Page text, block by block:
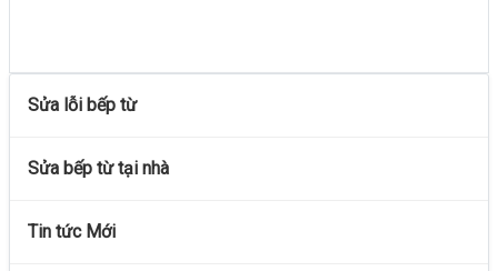
Sửa lỗi bếp từ
Sửa bếp từ tại nhà
Tin tức Mới